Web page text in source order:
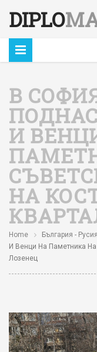
DIPLO
В
И
НА
Home България - Русия
И Венци На Паметника
Лозенец